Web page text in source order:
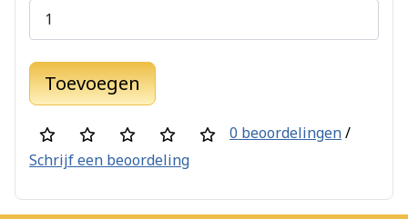
Toevoegen
0 beoordelingen/
Schrijf een beoordeling